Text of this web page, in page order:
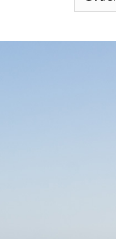
por